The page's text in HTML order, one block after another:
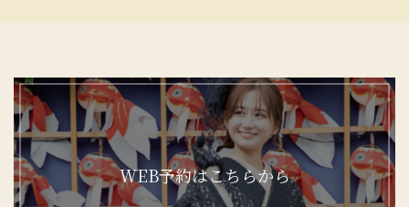
WEB予約はこちらから